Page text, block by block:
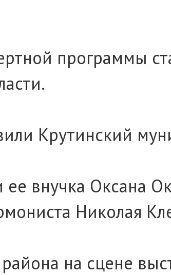
программы
Крутинский
ее внучка Оксана
Николая
на сцене